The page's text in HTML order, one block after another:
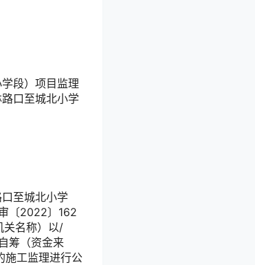
段）项目监理
口至城北小学
至城北小学
〔2022〕162
关名称）以/
筹（资金来
施工监理进行公